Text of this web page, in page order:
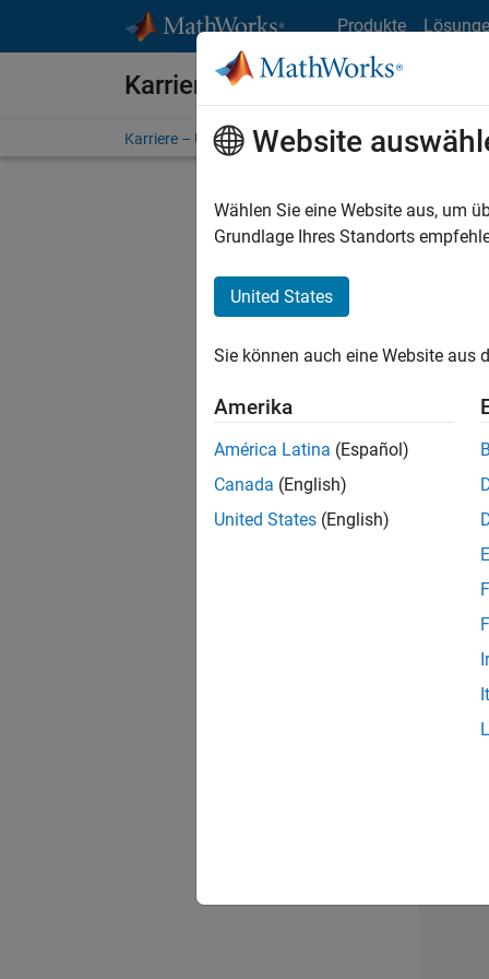
Produkte
Karriere bei MathWorks
Karriere – Übersicht Stellensuche
Es
Website
Wählen Sie eine Website aus, um
Grundlage Ihres Standorts
United States
Sie können auch eine Website aus
Amerika
América Latina (Español)
Canada (English)
United States (English)